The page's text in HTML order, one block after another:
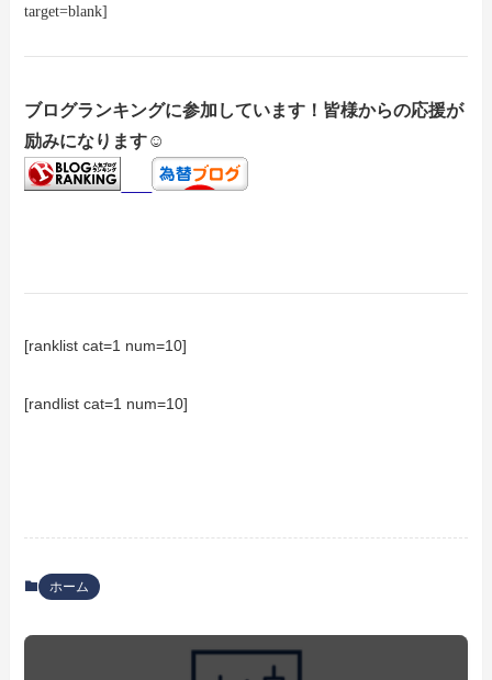
target=blank]
ブログランキングに参加しています！皆様からの応援が
励みになります☺
[ranklist cat=1 num=10]
[randlist cat=1 num=10]
ホーム